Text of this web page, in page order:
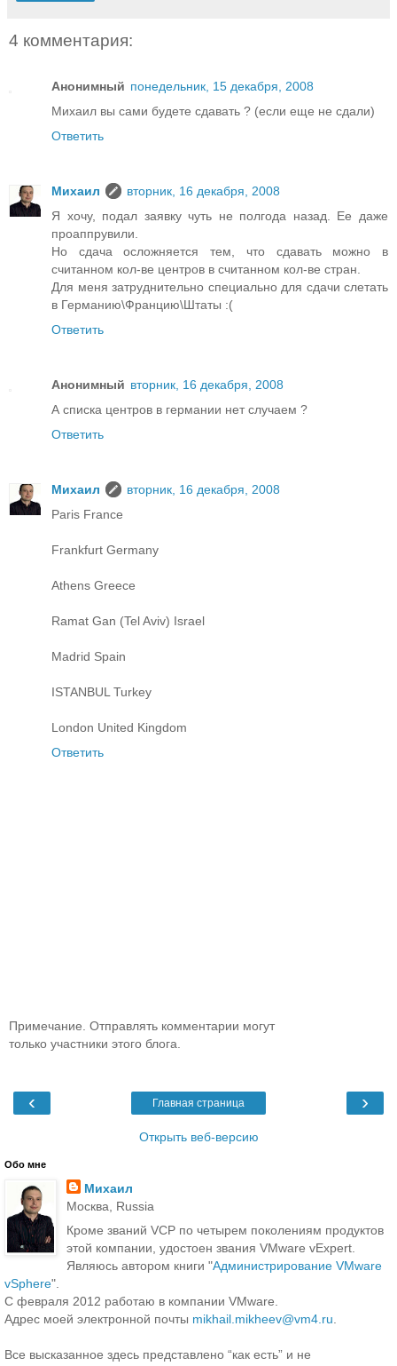
4 комментария:
Анонимный понедельник, 15 декабря, 2008
Михаил вы сами будете сдавать ? (если еще не сдали)
Ответить
Михаил
вторник, 16 декабря, 2008
Я хочу, подал заявку чуть не полгода назад. Ее даже
проаппрувили.
Но сдача осложняется тем, что сдавать можно в
считанном кол-ве центров в считанном кол-ве стран.
Для меня затруднительно специально для сдачи слетать
в Германию\Францию\Штаты :(
Ответить
Анонимный вторник, 16 декабря, 2008
А списка центров в германии нет случаем ?
Ответить
Михаил
вторник, 16 декабря, 2008
Paris France
Frankfurt Germany
Athens Greece
Ramat Gan (Tel Aviv) Israel
Madrid Spain
ISTANBUL Turkey
London United Kingdom
Ответить
Примечание. Отправлять комментарии могут
только участники этого блога.
‹ ›
Главная страница
Открыть веб-версию
Обо мне
Михаил
Москва, Russia
Кроме званий VCP по четырем поколениям продуктов
этой компании, удостоен звания VMware vExpert.
Являюсь автором книги "Администрирование VMware
vSphere".
С февраля 2012 работаю в компании VMware.
Адрес моей электронной почты mikhail.mikheev@vm4.ru.
Все высказанное здесь представлено “как есть” и не